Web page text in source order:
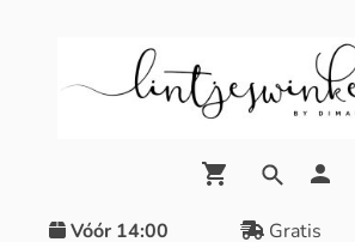
Vóór 14:00
Gratis